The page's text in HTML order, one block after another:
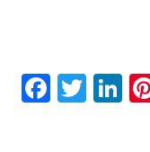
F T Li